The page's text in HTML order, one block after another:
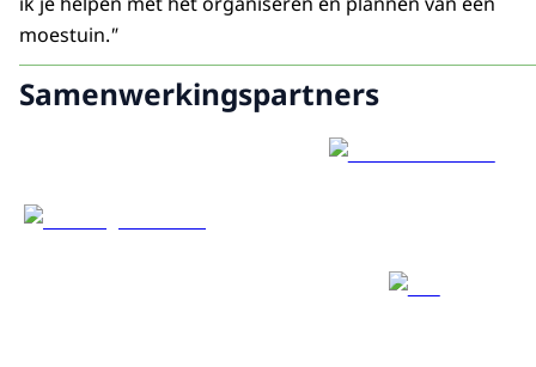
moestuin."
Samenwerkingspartners